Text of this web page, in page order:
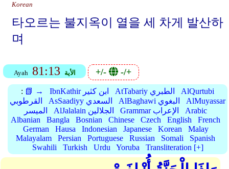
Korean
타오르는 불지옥이 열을 세 차게 발산하
며
Ayah 81:13 الأية +/- -/+
: 📗 → IbnKathir ابن كثير AtTabariy الطبري
AlQurtubi
القرطوبي
AsSaadiyy السعدي AlBaghawi البغوي
AlMuyassar
الميسر
AlJalalain الجلالين Grammar الإعراب
Arabic
Albanian
Bangla Bosnian Chinese Czech English
French
German
Hausa Indonesian Japanese Korean
Malay
Malayalam
Persian Portuguese Russian Somali
Spanish
Swahili
Turkish Urdu Yoruba Transliteration [+]